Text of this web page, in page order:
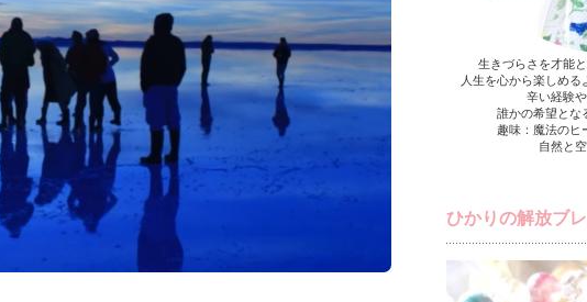
生きづらさを才能
人生を心から楽しめ
辛い経験
誰かの希望とな
趣味：魔法のヒ
自然と
ひかりの解放ブ